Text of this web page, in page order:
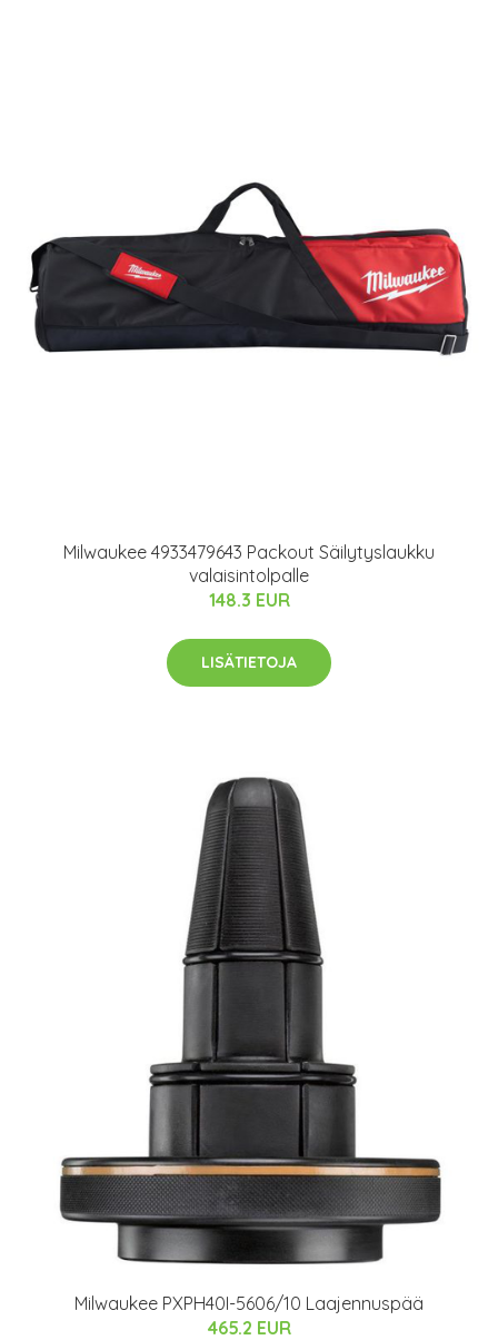
Milwaukee 4933479643 Packout Säilytyslaukku
valaisintolpalle
148.3 EUR
LISÄTIETOJA
Milwaukee PXPH40I-5606/10 Laajennuspää
465.2 EUR